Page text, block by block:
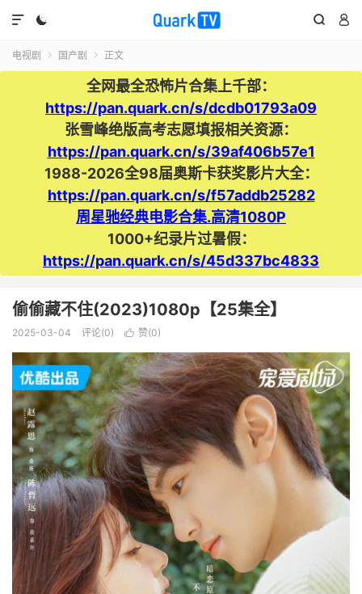
  

电视剧  国产剧  正文
全网最全恐怖片合集上千部：
https://pan.quark.cn/s/dcdb01793a09
张雪峰绝版高考志愿填报相关资源：
https://pan.quark.cn/s/39af406b57e1
1988-2026全98届奥斯卡获奖影片大全：
https://pan.quark.cn/s/f57addb25282
周星驰经典电影合集.高清1080P
1000+纪录片过暑假：
https://pan.quark.cn/s/45d337bc4833
偷偷藏不住(2023)1080p【25集全】
2025-03-04 评论(0)  赞(0)